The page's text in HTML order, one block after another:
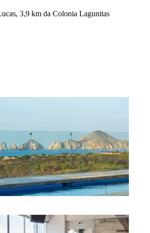
3,9 km da Colonia Lagunitas